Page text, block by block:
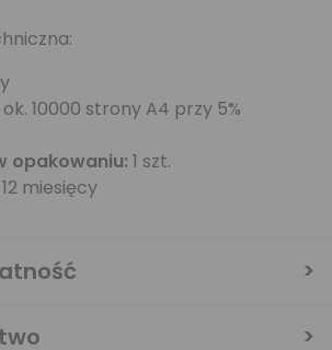
ok. 10000 strony A4 przy 5%
opakowaniu: 1 szt.
12 miesięcy